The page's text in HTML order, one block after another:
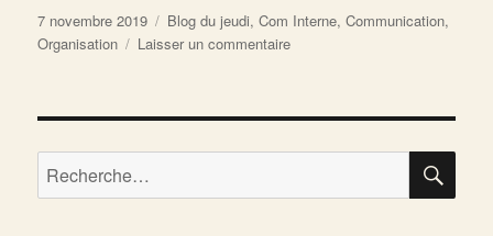
Publié
le
7 novembre 2019 Catégories
Blog du jeudi,Com Interne,Communication,
Organisation
Laisser un commentairesur
De
Recherche
pour :